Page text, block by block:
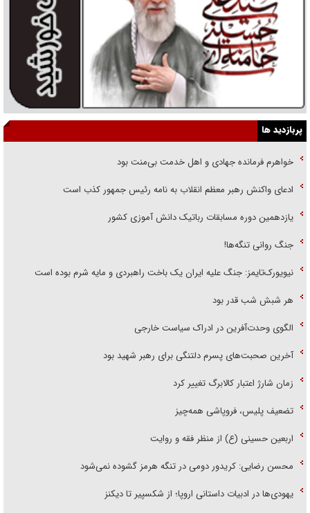
پربازدید ها
خواهرم فرمانده جهادی و اهل خدمت بی‌منت بود
ادعای واکنش رهبر معظم انقلاب به نامه رئیس جمهور کذب است
یازدهمین دوره مسابقات رباتیک دانش آموزی کشور
جنگ روانی تنگه‌ها!
نیویورک‌تایمز: جنگ علیه ایران یک باخت راهبردی و مایه شرم بوده است
هر شبش شب قدر بود
الگوی وحدت‌آفرین در ادراک سیاست خارجی
آخرین صحبت‌های پسرم دلتنگی برای رهبر شهید بود
زمان شارژ اعتبار کالابرگ تغییر کرد
تضعیف پلیس، فروپاشی همه‌چیز
اربعین حسینی (ع) از منظر فقه و روایت
محسن رضایی: کریدور دومی در تنگه هرمز گشوده نمی‌شود
یهودی‌ها در ادبیات داستانی اروپا؛ از شکسپیر تا دیکنز